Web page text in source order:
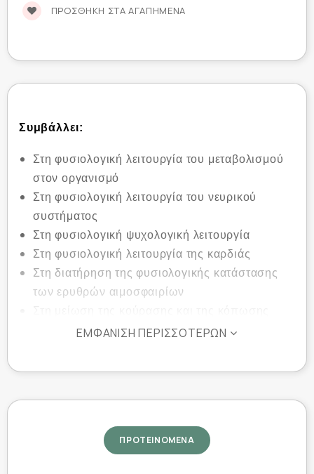
ΠΡΟΣΘΉΚΗ ΣΤΑ ΑΓΑΠΗΜΈΝΑ
Συμβάλλει:
Στη φυσιολογική λειτουργία του μεταβολισμού
στον οργανισμό
Στη φυσιολογική λειτουργία του νευρικού
συστήματος
Στη φυσιολογική ψυχολογική λειτουργία
Στη φυσιολογική λειτουργία της καρδιάς
Στη διατήρηση της φυσιολογικής κατάστασης
των ερυθρών αιμοσφαιρίων
Στη φυσιολογική λειτουργία του
Στη διατήρηση της φυσιολογικής όρασης
Στην καλή υγεία των οστών, των δοντιών και
ΕΜΦΆΝΙΣΗ ΠΕΡΙΣΣΌΤΕΡΩΝ
ΠΡΟΤΕΙΝΟΜΕΝΑ